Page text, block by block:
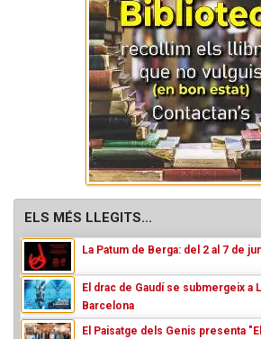
ELS MÉS LLEGITS...
La Patum de Berga: del 2 al 7 de
El drac de Gaudí se submergeix a
Barcelona
El Paisatge dels Genis presenta